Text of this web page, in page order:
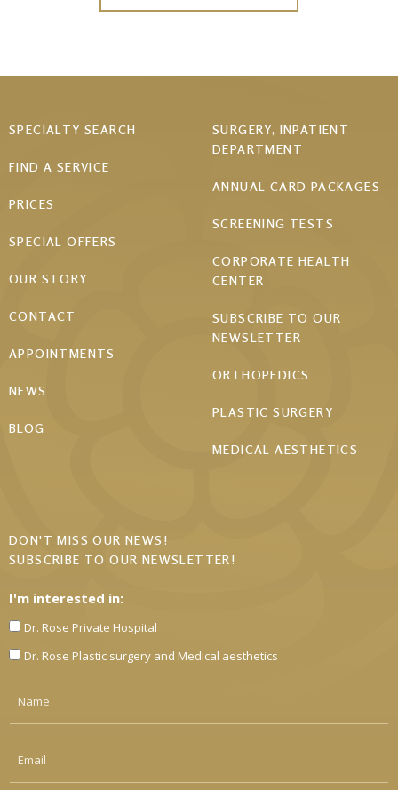
Footer
SPECIALTY SEARCH
FIND A SERVICE
PRICES
SPECIAL OFFERS
OUR STORY
CONTACT
APPOINTMENTS
NEWS
BLOG
SURGERY, INPATIENT
DEPARTMENT
ANNUAL CARD PACKAGES
SCREENING TESTS
CORPORATE HEALTH
CENTER
SUBSCRIBE TO OUR
NEWSLETTER
ORTHOPEDICS
PLASTIC SURGERY
MEDICAL AESTHETICS
DON'T MISS OUR NEWS!
SUBSCRIBE TO OUR NEWSLETTER!
I'm interested in:
Dr. Rose Private Hospital
Dr. Rose Plastic surgery and Medical aesthetics